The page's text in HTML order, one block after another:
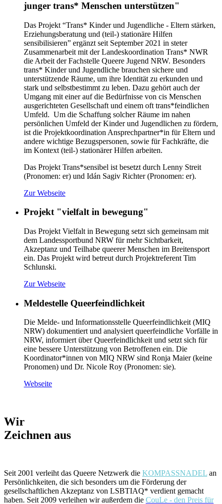
junger trans* Menschen unterstützen"
Das Projekt “Trans* Kinder und Jugendliche - Eltern stärken,
Erziehungsberatung und (teil-) stationäre Hilfen
sensibilisieren” ergänzt seit September 2021 in steter
Zusammenarbeit mit der Landeskoordination Trans* NWR
die Arbeit der Fachstelle Queere Jugend NRW. Besonders
trans* Kinder und Jugendliche brauchen sichere und
unterstützende Räume, um ihre Identität zu erkunden und
stark und selbstbestimmt zu leben. Dazu gehört auch der
Umgang mit einer auf die Bedürfnisse von cis Menschen
ausgerichteten Gesellschaft und einem oft trans*feindlichen
Umfeld. Um die Schaffung solcher Räume im nahen
persönlichen Umfeld der Kinder und Jugendlichen zu fördern,
ist die Projektkoordination Ansprechpartner*in für Eltern und
andere wichtige Bezugspersonen, sowie für Fachkräfte, die
im Kontext (teil-) stationärer Hilfen arbeiten.
Das Projekt Trans*sensibel ist besetzt durch Lenny Streit
(Pronomen: er) und Idán Sagiv Richter (Pronomen: er).
Zur Webseite
Projekt "vielfalt in bewegung"
Das Projekt Vielfalt in Bewegung setzt sich gemeinsam mit
dem Landessportbund NRW für mehr Sichtbarkeit,
Akzeptanz und Teilhabe queerer Menschen im Breitensport
ein. Das Projekt wird betreut durch Projektreferent Tim
Schlunski.
Zur Webseite
Meldestelle Queerfeindlichkeit
Die Melde- und Informationsstelle Queerfeindlichkeit (MIQ
NRW) dokumentiert und analysiert queerfeindliche Vorfälle in
NRW, informiert über Queerfeindlichkeit und setzt sich für
eine bessere Unterstützung von Betroffenen ein. Die
Koordinator*innen von MIQ NRW sind Ronja Maier (keine
Pronomen) und Dr. Nicole Roy (Pronomen: sie).
Webseite
Wir
Zeichnen aus
Seit 2001 verleiht das Queere Netzwerk die KOMPASSNADEL an
Persönlichkeiten, die sich besonders um die Förderung der
gesellschaftlichen Akzeptanz von LSBTIAQ* verdient gemacht
haben. Seit 2009 verleihen wir außerdem die CouLe - den Preis für